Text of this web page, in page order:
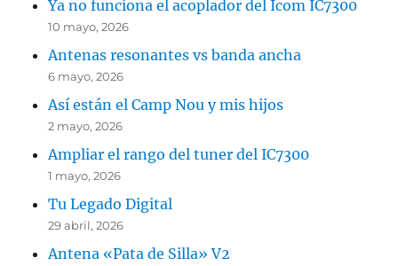
Ya no funciona el acoplador del Icom IC7300
10 mayo, 2026
Antenas resonantes vs banda ancha
6 mayo, 2026
Así están el Camp Nou y mis hijos
2 mayo, 2026
Ampliar el rango del tuner del IC7300
1 mayo, 2026
Tu Legado Digital
29 abril, 2026
Antena «Pata de Silla» V2